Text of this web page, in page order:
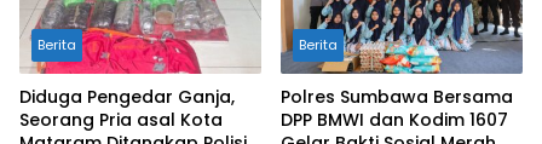
Berita
Diduga Pengedar Ganja,
Seorang Pria asal Kota
Berita
Polres Sumbawa Bersama
DPP BMWI dan Kodim 1607